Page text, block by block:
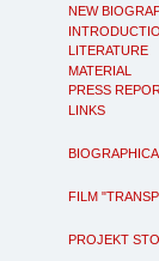
NEW
LITERATURE
MATERIAL
PRESS
LINKS
FILM
PROJEKT